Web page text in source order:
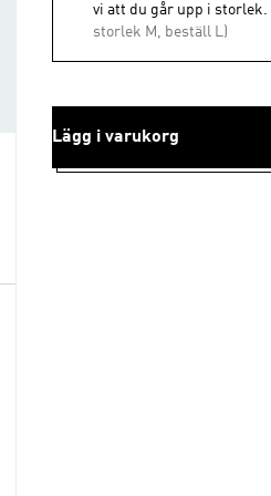
vi att du går upp i storlek.
storlek M, beställ L)
Lägg i varukorg